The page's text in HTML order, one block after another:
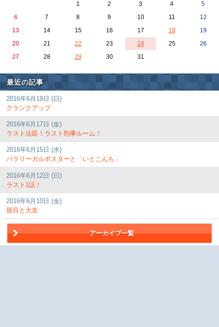
1 2 3 4 5
6 7 8 9 10 11 12
13 14 15 16 17 18 19
20 21 22 23 24 25 26
27 28 29 30 31
最近の記事
2016年6月19日 (日)
クランクアップ
2016年6月17日 (金)
ラスト法廷！ラスト刑事ルーム！
2016年6月15日 (水)
パラリーガルポスターと「いとこんち」
2016年6月12日 (日)
ラスト1話！
2016年6月10日 (金)
斑目と大友
アーカイブ一覧